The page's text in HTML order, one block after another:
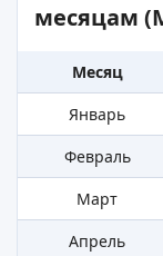
месяцам
Месяц
Январь
Февраль
Март
Апрель